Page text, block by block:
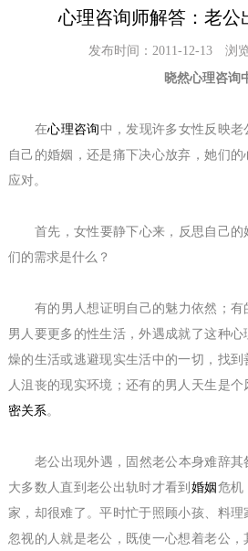
心理咨询师解答：老公
发布时间：2011-12-13 浏
晓然心理咨询
在心理咨询中，发现许多女性反映
自己的婚姻，还是痛下决心放弃，她们
应对。
首先，女性要静下心来，反思自己
们的需求是什么？
有的男人想证明自己的魅力依然；
男人要更多的性生活，外遇成就了这种
燥的生活或逃避现实生活中的一切，找
人沮丧的现实环境；还有的男人天生是
密关系。
老公出现外遇，固然老公本身难辞其
大多数人直到老公出轨时才看到 婚姻 危机
家，却很难了。平时忙于照顾小孩、料
忽视的人就是老公，既使一心想着老公